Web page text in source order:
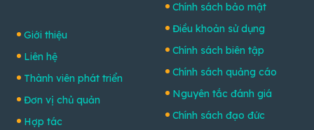
Giới thiệu
Liên hệ
Thành viên phát triển
Đơn vị chủ quản
Hợp tác
Chính sách bảo mật
Điều khoản sử dụng
Chính sách biên tập
Chính sách quảng cáo
Nguyên tắc đánh giá
Chính sách đạo đức